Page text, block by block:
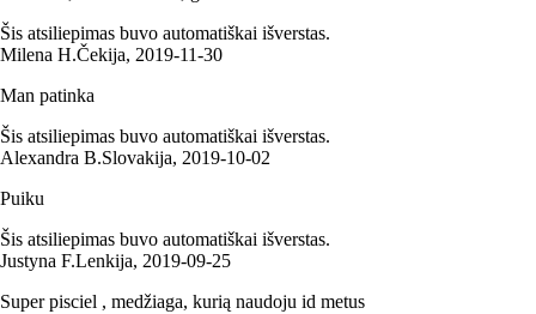
Šis atsiliepimas buvo automatiškai išverstas.
Milena H.Čekija, 2019‑11‑30
Man patinka
Šis atsiliepimas buvo automatiškai išverstas.
Alexandra B.Slovakija, 2019‑10‑02
Puiku
Šis atsiliepimas buvo automatiškai išverstas.
Justyna F.Lenkija, 2019‑09‑25
Super pisciel , medžiaga, kurią naudoju id metus